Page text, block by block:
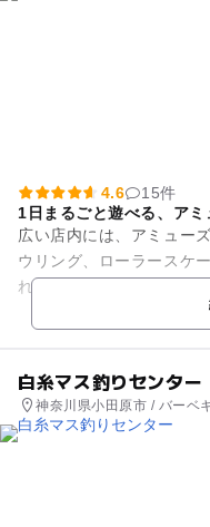
4.6
15件
1日まるごと遊べる、ア
広い店内には、アミュー
ウリング、ローラースケ
れ、スポーツやゲームで
白糸マス釣りセンター
神奈川県小田原市 / バーベ